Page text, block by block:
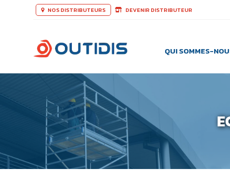
NOS DISTRIBUTEURS DEVENIR DISTRIBUTEUR
QUI SOMMES-